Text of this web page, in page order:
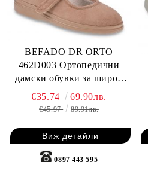
BEFADO DR ORTO
462D003 Ортопедични
дамски обувки за широк
крак, Бежови
€35.74 69.90лв.
€45.97 89.91лв.
Виж детайли
0897 443 595